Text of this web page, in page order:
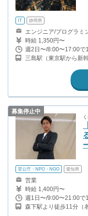
IT 静岡県
エンジニア/プログラミ
時給 1,350円〜
週2日〜/8:00〜17:00で
三島駅（東京駅から新幹
定期で三島での勤務が
募集停止中
官公庁・NPO・NGO 愛知県
営業
時給 1,400円〜
週1日〜/9:00〜21:00で
森下駅より徒歩11分（